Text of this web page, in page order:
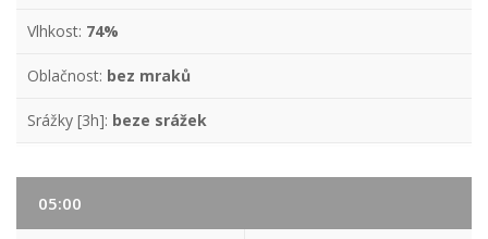
Vlhkost: 74%
Oblačnost: bez mraků
Srážky [3h]: beze srážek
05:00